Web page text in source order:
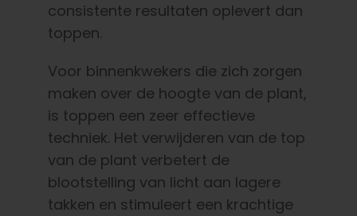
consistente resultaten oplevert dan
toppen.
Voor binnenkwekers die zich zorgen
maken over de hoogte van de plant,
is toppen een zeer effectieve
techniek. Het verwijderen van de top
van de plant verbetert de
blootstelling van licht aan lagere
takken en stimuleert een krachtige